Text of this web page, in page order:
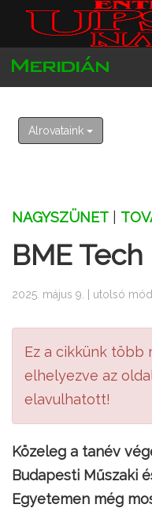
Alrovataink
NAGYSZÜNET
BME Tech
2025. május 9. | utolsó
Ez a cikkünk
elhelyezve az
elavulhatott!
Közeleg a tanév
Budapesti Műszaki
Egyetemen még